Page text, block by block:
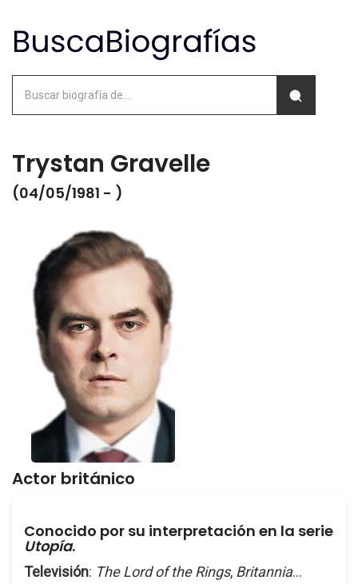
Trystan Gravelle
(04/05/1981 - )
Actor británico
Conocido por su interpretación en la serie
Utopía.
Televisión: The Lord of the Rings, Britannia...